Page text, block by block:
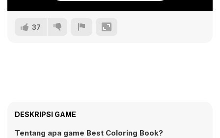
37
DESKRIPSI GAME
Tentang apa game Best Coloring Book?